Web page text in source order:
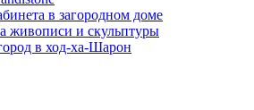
в загородном доме
живописи и скульптуры
в ход-ха-Шарон